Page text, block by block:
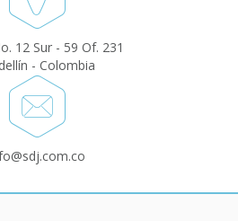
12 Sur - 59 Of. 231
- Colombia